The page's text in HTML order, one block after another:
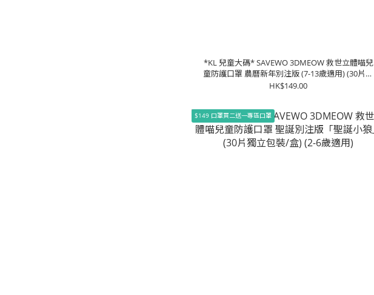
*KL 兒童大碼* SAVEWO 3DMEOW 救世立體喵兒
童防護口罩 農曆新年別注版 (7-13歲適用) (30片獨
立包裝/盒)
HK$149.00
$149 口罩買二送一專區口罩